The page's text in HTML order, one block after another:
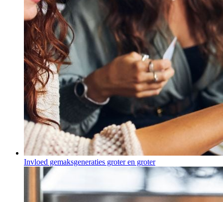
Invloed gemaksgeneraties groter en groter